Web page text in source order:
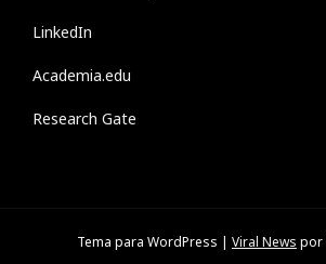
LinkedIn
Academia.edu
Research Gate
Tema para WordPress | Viral News por